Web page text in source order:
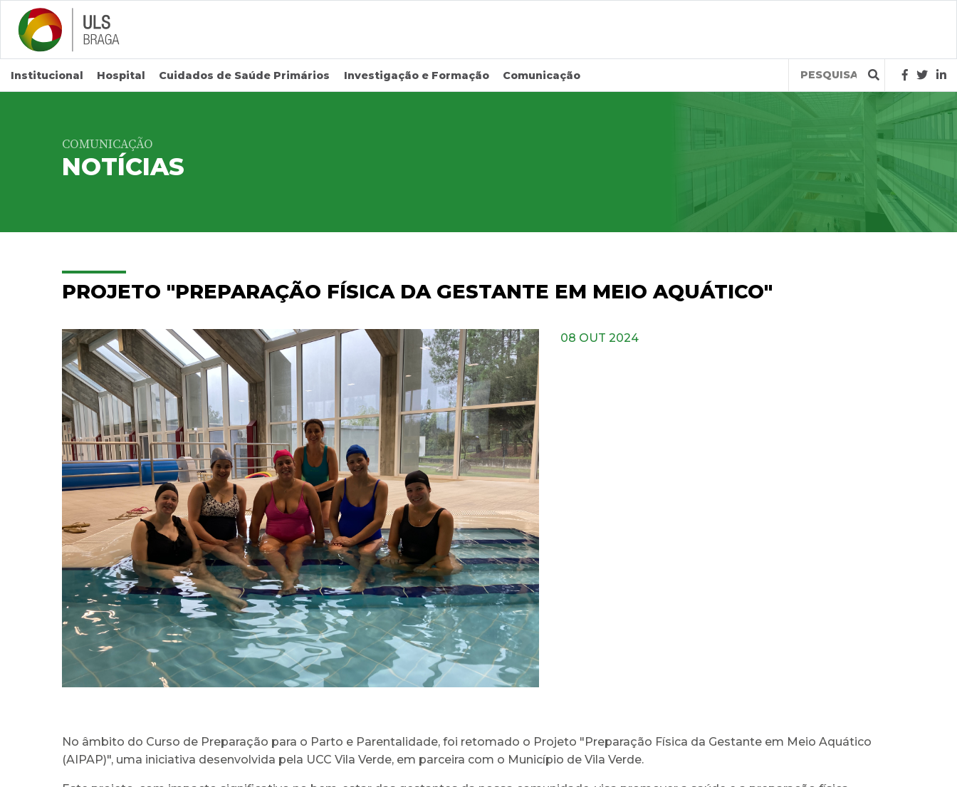
Saltar para conteúdo principal
Institucional Hospital Cuidados de Saúde Primários Investigação e Formação Comunicação
Query
COMUNICAÇÃO
NOTÍCIAS
PROJETO "PREPARAÇÃO FÍSICA DA GESTANTE EM MEIO AQUÁTICO"
08 OUT 2024
No âmbito do Curso de Preparação para o Parto e Parentalidade, foi retomado o Projeto "Preparação Física da Gestante em Meio Aquático
(AIPAP)", uma iniciativa desenvolvida pela UCC Vila Verde, em parceira com o Município de Vila Verde.